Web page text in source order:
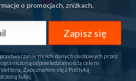
o promocjach, zniżkach,
Zapisz się
moich danych osobowych przez
odpowiedzialnością celem
Zapoznałem się z Polityką
tutaj.